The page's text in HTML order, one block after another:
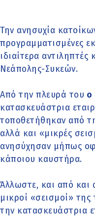
Την ανησυχία
προγραμματισμένες
ιδιαίτερα
Νεάπολης-Συκεών.
Από την πλευρά του ο
κατασκευάστρια
τοποθετήθηκαν από
αλλά και «μικρές
ανησύχησαν μήπως
κάποιου καυστήρα.
Άλλωστε, και από και
μικροί «σεισμοί»
την κατασκευάστρια